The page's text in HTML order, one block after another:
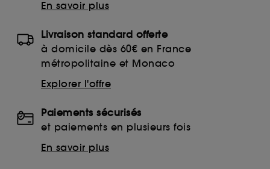
En savoir plus
Livraison standard offerte
à domicile dès 60€ en France
métropolitaine et Monaco
Explorer l'offre
Paiements sécurisés
et paiements en plusieurs fois
En savoir plus